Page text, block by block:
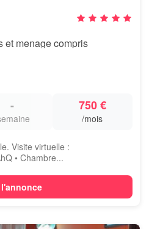
et menage compris
- 750 €
/mois
Visite virtuelle :
• Chambre...